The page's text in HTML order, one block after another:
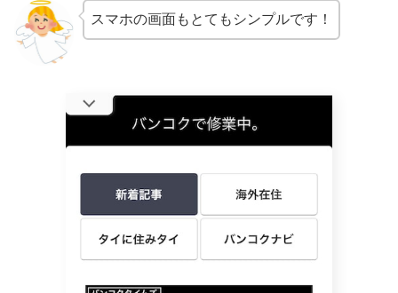
スマホの画面もとてもシンプルです！